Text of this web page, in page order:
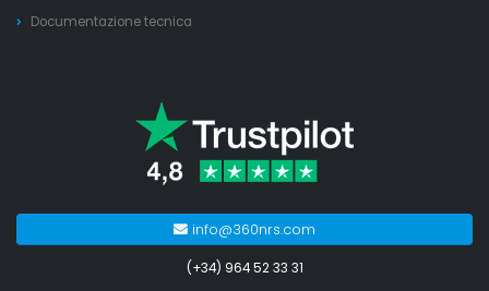
Documentazione tecnica
info@360nrs.com
(+34) 964 52 33 31